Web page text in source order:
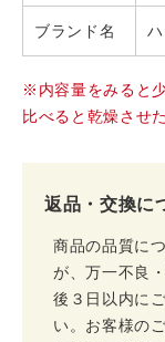
ブランド名
※内容量をみると
比べると乾燥させ
返品・交換に
商品の品質に
が、万一不良
後３日以内に
い。お客様の